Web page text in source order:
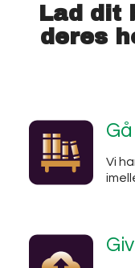
Lad dit
deres
Vi